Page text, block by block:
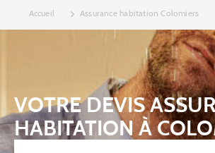
Accueil Assurance habitation Colomiers
VOTRE DEVIS
HABITATION À